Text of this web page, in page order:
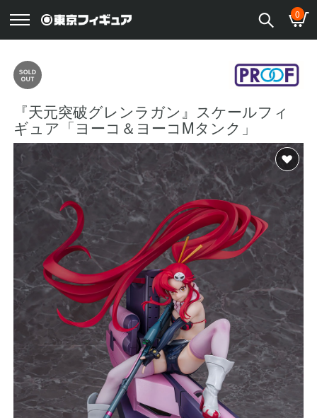
0
『天元突破グレンラガン』スケールフィ
ギュア「ヨーコ＆ヨーコMタンク」